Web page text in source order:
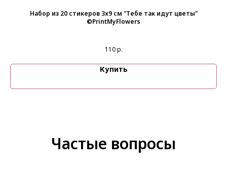
Набор из 20 стикеров 3х9 см "Тебе так идут цветы"
©PrintMyFlowers
110 р.
Купить
Частые вопросы